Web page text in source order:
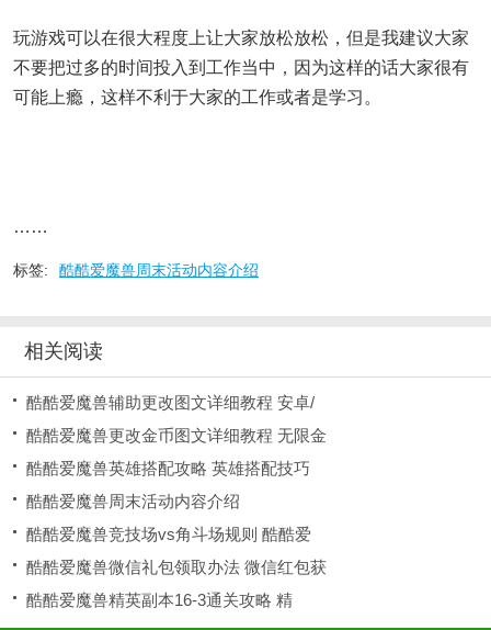
玩游戏可以在很大程度上让大家放松放松，但是我建议大家
不要把过多的时间投入到工作当中，因为这样的话大家很有
可能上瘾，这样不利于大家的工作或者是学习。
……
标签: 酷酷爱魔兽周末活动内容介绍
相关阅读
酷酷爱魔兽辅助更改图文详细教程 安卓/
酷酷爱魔兽更改金币图文详细教程 无限金
酷酷爱魔兽英雄搭配攻略 英雄搭配技巧
酷酷爱魔兽周末活动内容介绍
酷酷爱魔兽竞技场vs角斗场规则 酷酷爱
酷酷爱魔兽微信礼包领取办法 微信红包获
酷酷爱魔兽精英副本16-3通关攻略 精